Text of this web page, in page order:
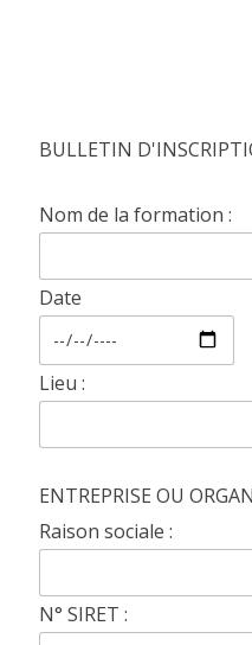
BULLETIN
Nom de la formation :
Date
Lieu :
ENTREPRISE OU
Raison sociale :
N° SIRET :